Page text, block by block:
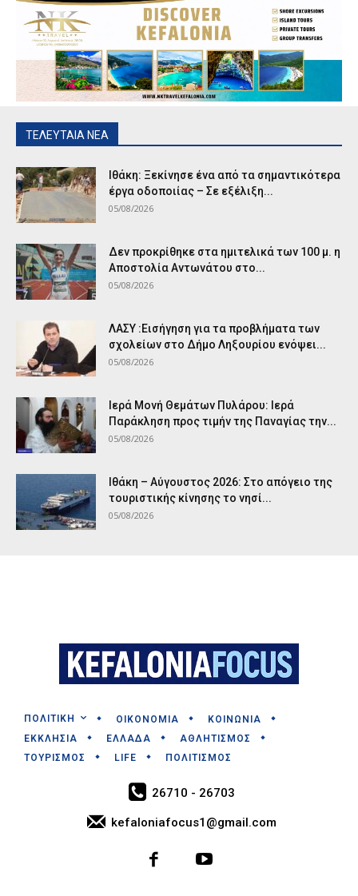
ΤΕΛΕΥΤΑΙΑ ΝΕΑ
Ιθάκη: Ξεκίνησε ένα από τα σημαντικότερα
έργα οδοποιίας – Σε εξέλιξη...
05/08/2026
Δεν προκρίθηκε στα ημιτελικά των 100 μ. η
Αποστολία Αντωνάτου στο...
05/08/2026
ΛΑΣΥ :Εισήγηση για τα προβλήματα των
σχολείων στο Δήμο Ληξουρίου ενόψει...
05/08/2026
Ιερά Μονή Θεμάτων Πυλάρου: Ιερά
Παράκληση προς τιμήν της Παναγίας την...
05/08/2026
Ιθάκη – Αύγουστος 2026: Στο απόγειο της
τουριστικής κίνησης το νησί...
05/08/2026
ΠΟΛΙΤΙΚΗ ΟΙΚΟΝΟΜΙΑ
ΚΟΙΝΩΝΙΑ
ΕΚΚΛΗΣΙΑ
ΕΛΛΑΔΑ
ΑΘΛΗΤΙΣΜΟΣ
ΤΟΥΡΙΣΜΟΣ
LIFE ΠΟΛΙΤΙΣΜΟΣ
26710 - 26703
kefaloniafocus1@gmail.com